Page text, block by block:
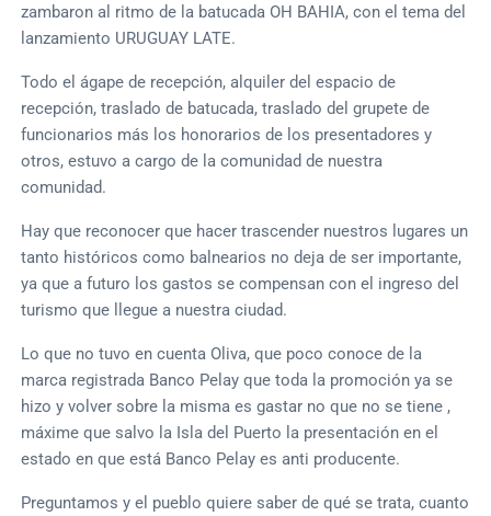
zambaron al ritmo de la batucada OH BAHIA, con el tema del
lanzamiento URUGUAY LATE.
Todo el ágape de recepción, alquiler del espacio de
recepción, traslado de batucada, traslado del grupete de
funcionarios más los honorarios de los presentadores y
otros, estuvo a cargo de la comunidad de nuestra
comunidad.
Hay que reconocer que hacer trascender nuestros lugares un
tanto históricos como balnearios no deja de ser importante,
ya que a futuro los gastos se compensan con el ingreso del
turismo que llegue a nuestra ciudad.
Lo que no tuvo en cuenta Oliva, que poco conoce de la
marca registrada Banco Pelay que toda la promoción ya se
hizo y volver sobre la misma es gastar no que no se tiene ,
máxime que salvo la Isla del Puerto la presentación en el
estado en que está Banco Pelay es anti producente.
Preguntamos y el pueblo quiere saber de qué se trata, cuanto